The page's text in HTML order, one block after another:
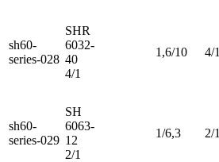
sh60-
series-028
SHR
6032-
40
4/1
1,6/10 4/1
sh60-
series-029
SH
6063-
12
2/1
1/6,3 2/1